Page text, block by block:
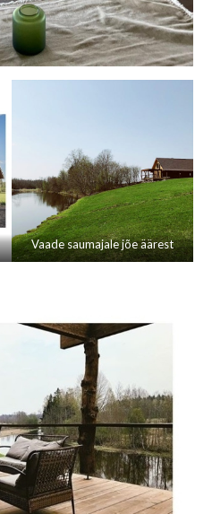
Vaade saumajale jõe äärest